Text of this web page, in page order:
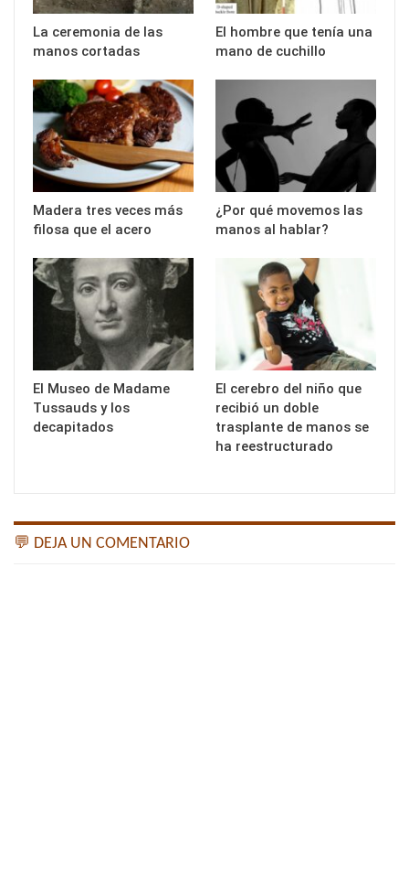
La ceremonia de las
manos cortadas
El hombre que tenía una
mano de cuchillo
Madera tres veces más
filosa que el acero
¿Por qué movemos las
manos al hablar?
El Museo de Madame
Tussauds y los
decapitados
El cerebro del niño que
recibió un doble
trasplante de manos se
ha reestructurado
💬 DEJA UN COMENTARIO